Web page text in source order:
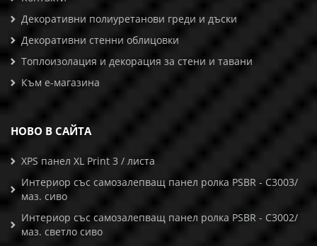
Декоративни полиуретанови греди и дъски
Декоративни стенни облицовки
Топлоизолация и декорация за стени и тавани
Към е-магазина
НОВО В САЙТА
XPS панел XL Print 3 / листа
Интериор със самозалепващ панел ролка PSBR - C3003/
маз. сиво
Интериор със самозалепващ панел ролка PSBR - C3002/
маз. светло сиво